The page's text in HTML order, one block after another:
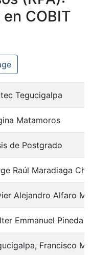
COBIT
Tegucigalpa
Matamoros
de Postgrado
Raúl Maradiaga
Alejandro Alfaro
Emmanuel Pineda
Francisco